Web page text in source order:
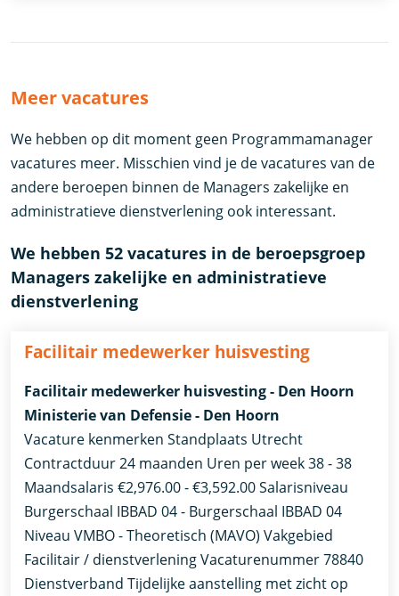
Meer vacatures
We hebben op dit moment geen Programmamanager
vacatures meer. Misschien vind je de vacatures van de
andere beroepen binnen de Managers zakelijke en
administratieve dienstverlening ook interessant.
We hebben 52 vacatures in de beroepsgroep
Managers zakelijke en administratieve
dienstverlening
Facilitair medewerker huisvesting
Facilitair medewerker huisvesting - Den Hoorn
Ministerie van Defensie - Den Hoorn
Vacature kenmerken Standplaats Utrecht
Contractduur 24 maanden Uren per week 38 - 38
Maandsalaris €2,976.00 - €3,592.00 Salarisniveau
Burgerschaal IBBAD 04 - Burgerschaal IBBAD 04
Niveau VMBO - Theoretisch (MAVO) Vakgebied
Facilitair / dienstverlening Vacaturenummer 78840
Dienstverband Tijdelijke aanstelling met zicht op